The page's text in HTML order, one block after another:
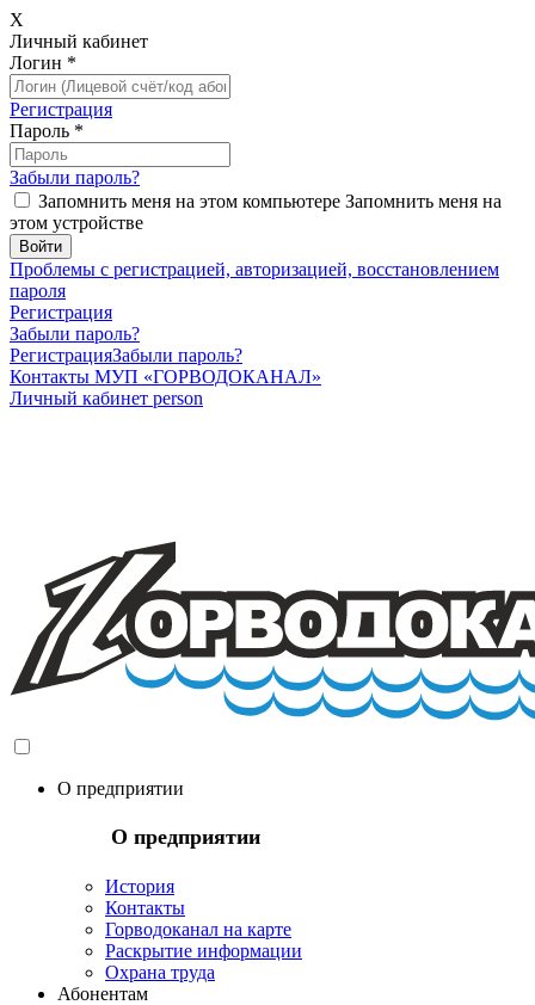
X
Личный кабинет
Логин *
Регистрация
Пароль *
Забыли пароль?
Запомнить меня на этом компьютере Запомнить меня на
этом устройстве
Проблемы с регистрацией, авторизацией, восстановлением
пароля
Регистрация
Забыли пароль?
РегистрацияЗабыли пароль?
Контакты МУП «ГОРВОДОКАНАЛ»
Личный кабинет person
О предприятии
О предприятии
История
Контакты
Горводоканал на карте
Раскрытие информации
Охрана труда
Абонентам